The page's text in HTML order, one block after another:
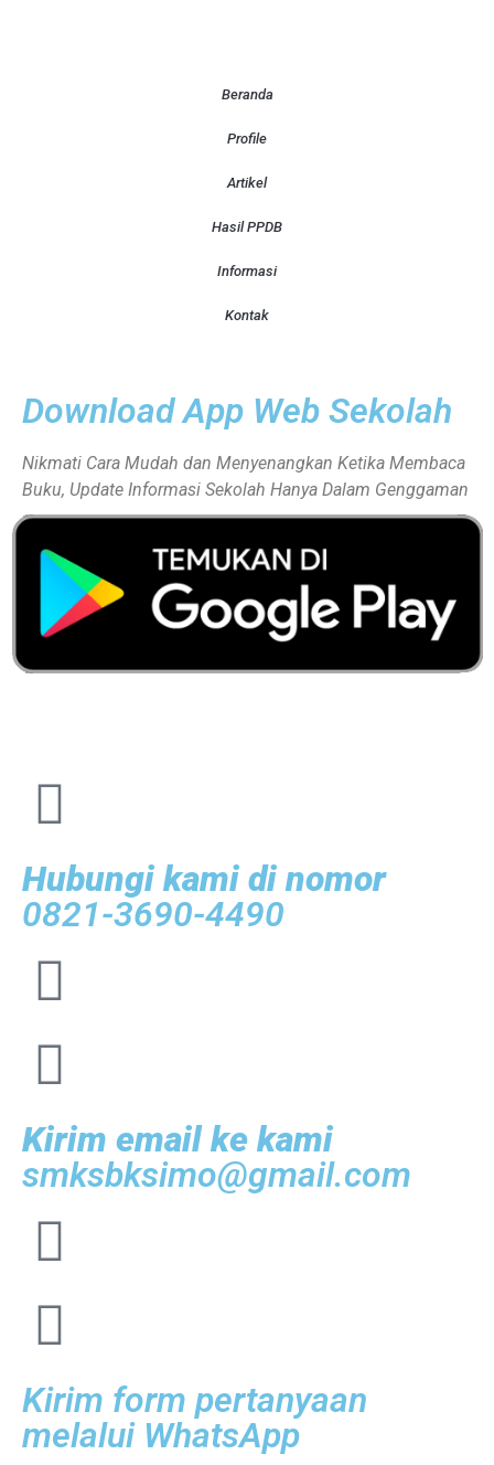
Beranda
Profile
Artikel
Hasil PPDB
Informasi
Kontak
Download App Web Sekolah
Nikmati Cara Mudah dan Menyenangkan Ketika Membaca
Buku, Update Informasi Sekolah Hanya Dalam Genggaman
Hubungi kami di nomor
0821-3690-4490
Kirim email ke kami
smksbksimo@gmail.com
Kirim form pertanyaan
melalui WhatsApp